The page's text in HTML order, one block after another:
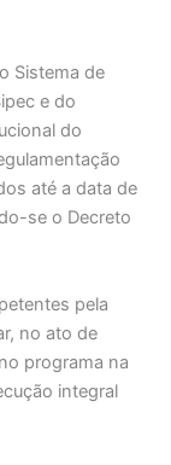
Sistema de
e do
do
até a data de
se o Decreto
pela
no ato de
programa na
integral